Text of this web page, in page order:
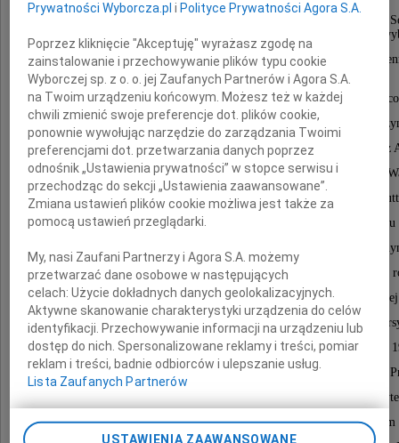
Profesor Henryk Groszyk urodził się 2 października 1926 roku w
w rodzinie urzędniczej. Naukę w szkole przerwał
II wojny światowej. Rodzina wraz z rodzeństwem Pana profesora
wysiedlona do Generalnego Gubernatorstwa,
gdzie w okresie niemieckiej okupacji Profesor
i uczył się na tajnych kompletach, jednocześnie biorąc
w konspiracyjnej walce z okupantem jako żołnierz
Aresztowany przez gestapo i uwięziony na Pawiaku w
został deportowany do obozu koncentracyjnego
Po wojnie w 1946 roku zdał maturę i w tym samym roku
studia wyższe na Wydziale Prawno-
Uniwersytetu Toruńskiego, które ukończył w 1950
uzyskując stopień magistra prawa. Po krótko
w charakterze nauczyciela akademickiego na
Mikołaja Kopernika w Toruniu, od roku akademickiego
rozpoczął pracę naukowo-dydaktyczną w Katedrze
Administracyjnego na Wydziale Prawa
Marii Curie-Skłodowskiej w Lublinie. Z początkiem
Prywatności Wyborcza.pl i Polityce Prywatności Agora S.A.
Poprzez kliknięcie "Akceptuję" wyrażasz zgodę na
zainstalowanie i przechowywanie plików typu cookie
Wyborczej sp. z o. o. jej Zaufanych Partnerów i Agora S.A.
na Twoim urządzeniu końcowym. Możesz też w każdej
chwili zmienić swoje preferencje dot. plików cookie,
ponownie wywołując narzędzie do zarządzania Twoimi
preferencjami dot. przetwarzania danych poprzez
odnośnik „Ustawienia prywatności” w stopce serwisu i
przechodząc do sekcji „Ustawienia zaawansowane”.
Zmiana ustawień plików cookie możliwa jest także za
pomocą ustawień przeglądarki.
My, nasi Zaufani Partnerzy i Agora S.A. możemy
przetwarzać dane osobowe w następujących
celach:Użycie dokładnych danych geolokalizacyjnych.
Aktywne skanowanie charakterystyki urządzenia do celów
identyfikacji. Przechowywanie informacji na urządzeniu lub
dostęp do nich. Spersonalizowane reklamy i treści, pomiar
reklam i treści, badnie odbiorców i ulepszanie usług.
Lista Zaufanych Partnerów
USTAWIENIA ZAAWANSOWANE